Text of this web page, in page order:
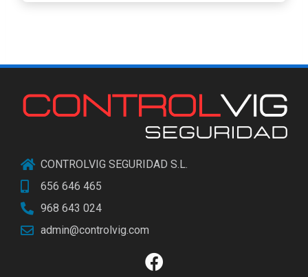
CONTROLVIG SEGURIDAD S.L.
656 646 465
968 643 024
admin@controlvig.com